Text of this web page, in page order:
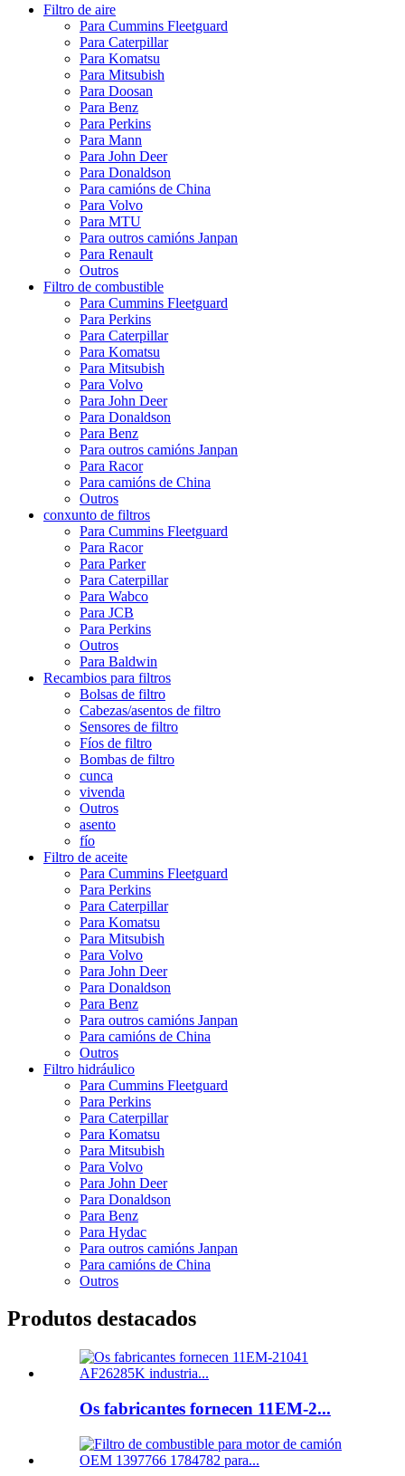
Filtro de aire
Para Cummins Fleetguard
Para Caterpillar
Para Komatsu
Para Mitsubish
Para Doosan
Para Benz
Para Perkins
Para Mann
Para John Deer
Para Donaldson
Para camións de China
Para Volvo
Para MTU
Para outros camións Janpan
Para Renault
Outros
Filtro de combustible
Para Cummins Fleetguard
Para Perkins
Para Caterpillar
Para Komatsu
Para Mitsubish
Para Volvo
Para John Deer
Para Donaldson
Para Benz
Para outros camións Janpan
Para Racor
Para camións de China
Outros
conxunto de filtros
Para Cummins Fleetguard
Para Racor
Para Parker
Para Caterpillar
Para Wabco
Para JCB
Para Perkins
Outros
Para Baldwin
Recambios para filtros
Bolsas de filtro
Cabezas/asentos de filtro
Sensores de filtro
Fíos de filtro
Bombas de filtro
cunca
vivenda
Outros
asento
fío
Filtro de aceite
Para Cummins Fleetguard
Para Perkins
Para Caterpillar
Para Komatsu
Para Mitsubish
Para Volvo
Para John Deer
Para Donaldson
Para Benz
Para outros camións Janpan
Para camións de China
Outros
Filtro hidráulico
Para Cummins Fleetguard
Para Perkins
Para Caterpillar
Para Komatsu
Para Mitsubish
Para Volvo
Para John Deer
Para Donaldson
Para Benz
Para Hydac
Para outros camións Janpan
Para camións de China
Outros
Produtos destacados
Os fabricantes fornecen 11EM-2...